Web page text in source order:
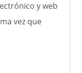
y web
vez que